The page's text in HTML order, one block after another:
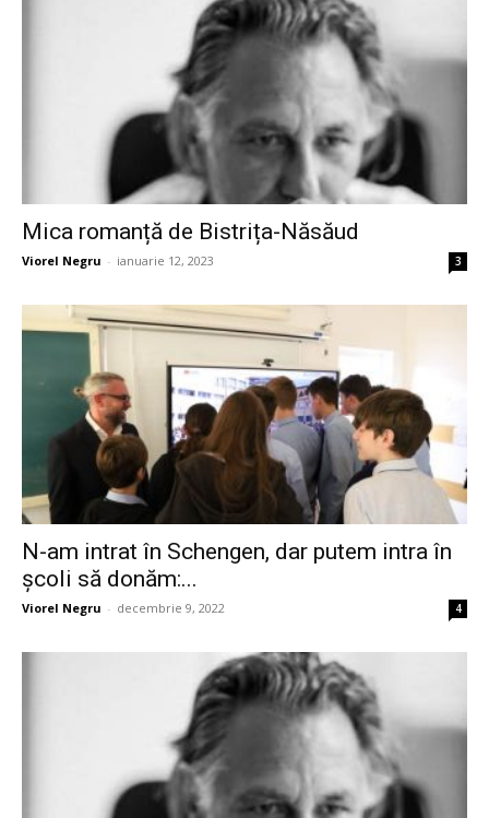
Mica romanță de Bistrița-Năsăud
Viorel Negru - ianuarie 12, 2023 3
N-am intrat în Schengen, dar putem intra în
școli să donăm:...
Viorel Negru - decembrie 9, 2022 4